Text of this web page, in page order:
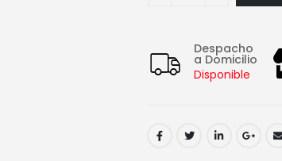
Despacho
a Domicilio
Disponible